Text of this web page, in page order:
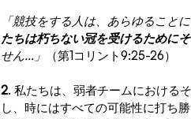
「競技をする人は、あらゆること
たちは朽ちない冠を受けるためにそ
せん...」
（第1コリント9:25-26）
2. 私たちは、弱者チームにおける
し、時にはすべての可能性に打ち